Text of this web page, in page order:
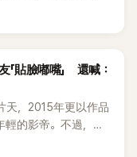
比照片還漂亮！」
貼臉嘟嘴」 還喊：
天，2015年更以作品
的影帝。不過，他
創，後續又牽扯與男